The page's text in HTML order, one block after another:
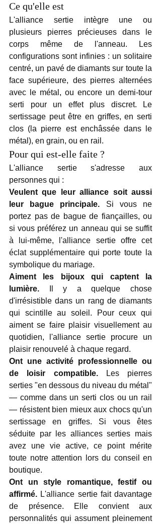
Ce qu'elle est
L'alliance sertie intègre une ou
plusieurs pierres précieuses dans le
corps même de l'anneau. Les
configurations sont infinies : un solitaire
centré, un pavé de diamants sur toute la
face supérieure, des pierres alternées
avec le métal, ou encore un demi-tour
serti pour un effet plus discret. Le
sertissage peut être en griffes, en serti
clos (la pierre est enchâssée dans le
métal), en grain, ou en rail.
Pour qui est-elle faite ?
L'alliance sertie s'adresse aux
personnes qui :
Veulent que leur alliance soit aussi
leur bague principale. Si vous ne
portez pas de bague de fiançailles, ou
si vous préférez un anneau qui se suffit
à lui-même, l'alliance sertie offre cet
éclat supplémentaire qui porte toute la
symbolique du mariage.
Aiment les bijoux qui captent la
lumière. Il y a quelque chose
d'irrésistible dans un rang de diamants
qui scintille au soleil. Pour ceux qui
aiment se faire plaisir visuellement au
quotidien, l'alliance sertie procure un
plaisir renouvelé à chaque regard.
Ont une activité professionnelle ou
de loisir compatible. Les pierres
serties "en dessous du niveau du métal"
— comme dans un serti clos ou un rail
— résistent bien mieux aux chocs qu'un
sertissage en griffes. Si vous êtes
séduite par les alliances serties mais
avez une vie active, ce point mérite
toute notre attention lors du conseil en
boutique.
Ont un style romantique, festif ou
affirmé. L'alliance sertie fait davantage
de présence. Elle convient aux
personnalités qui assument pleinement